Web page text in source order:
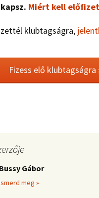
Miért kell
klubtagságra,
Fizess elő klubtagságra
Bussy Gábor
meg »